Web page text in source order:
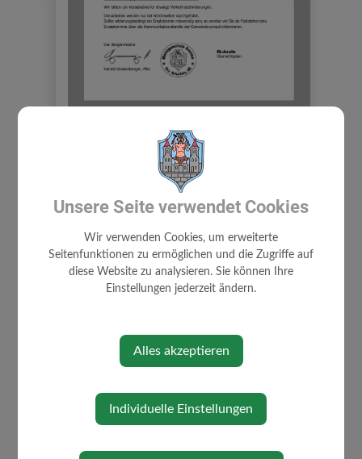
Loading PDF 100% ...
Unsere Seite verwendet Cookies
Wir verwenden Cookies, um erweiterte
Seitenfunktionen zu ermöglichen und die Zugriffe auf
diese Website zu analysieren. Sie können Ihre
Einstellungen jederzeit ändern.
Alles akzeptieren
Individuelle Einstellungen